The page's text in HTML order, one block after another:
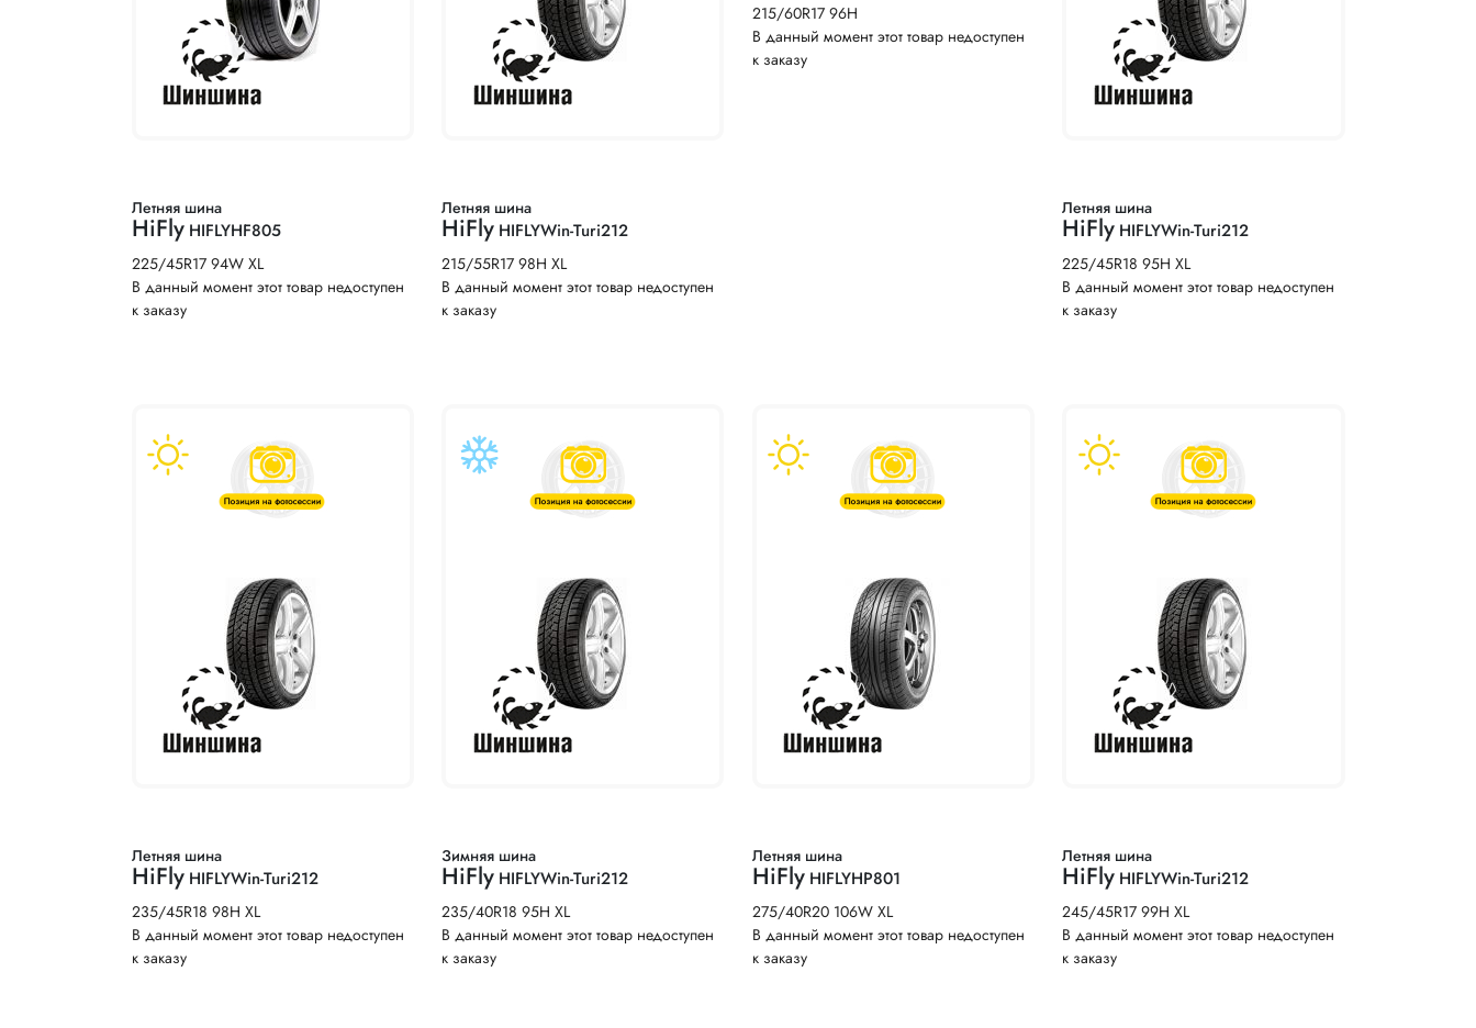
Летняя шина
HiFly HIFLYHF805
225/45R17 94W XL
В данный момент этот товар недоступен
к заказу
Летняя шина
HiFly HIFLYWin-Turi212
215/55R17 98H XL
В данный момент этот товар недоступен
к заказу
215/60R17 96H
В данный момент этот товар недоступен
к заказу
Летняя шина
HiFly HIFLYWin-Turi212
225/45R18 95H XL
В данный момент этот товар недоступен
к заказу
Летняя шина
HiFly HIFLYWin-Turi212
235/45R18 98H XL
В данный момент этот товар недоступен
к заказу
Зимняя шина
HiFly HIFLYWin-Turi212
235/40R18 95H XL
В данный момент этот товар недоступен
к заказу
Летняя шина
HiFly HIFLYHP801
275/40R20 106W XL
В данный момент этот товар недоступен
к заказу
Летняя шина
HiFly HIFLYWin-Turi212
245/45R17 99H XL
В данный момент этот товар недоступен
к заказу